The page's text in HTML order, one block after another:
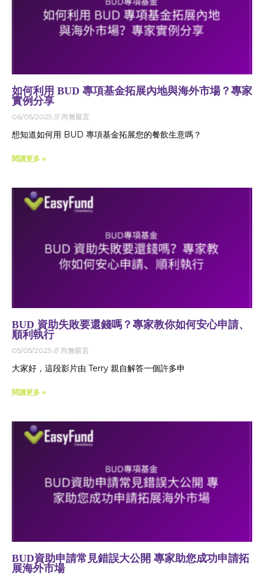
如何利用 BUD 專項基金拓展內地與海外市場？專家
實例分享
06/05/2025 尚無留言
想知道如何用 BUD 專項基金拓展您的餐飲生意嗎？
閱讀更多 »
BUD 資助失敗要還錢嗎？專家教你如何安心申請、
順利執行
05/05/2025 尚無留言
大家好，這段影片由 Terry 親自解答一個許多申
閱讀更多 »
BUD資助申請常見錯誤大公開 專家助您成功申請拓
展海外市場